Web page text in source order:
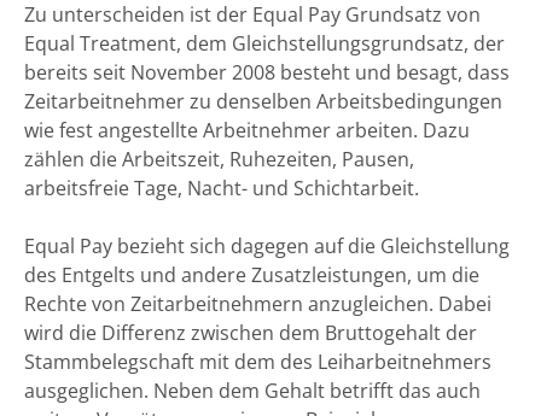
Zu unterscheiden ist der Equal Pay Grundsatz von
Equal Treatment, dem Gleichstellungsgrundsatz, der
bereits seit November 2008 besteht und besagt, dass
Zeitarbeitnehmer zu denselben Arbeitsbedingungen
wie fest angestellte Arbeitnehmer arbeiten. Dazu
zählen die Arbeitszeit, Ruhezeiten, Pausen,
arbeitsfreie Tage, Nacht- und Schichtarbeit.
Equal Pay bezieht sich dagegen auf die Gleichstellung
des Entgelts und andere Zusatzleistungen, um die
Rechte von Zeitarbeitnehmern anzugleichen. Dabei
wird die Differenz zwischen dem Bruttogehalt der
Stammbelegschaft mit dem des Leiharbeitnehmers
ausgeglichen. Neben dem Gehalt betrifft das auch